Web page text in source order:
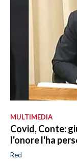
MULTIMEDIA
Covid, Conte:
l'onore l'ha
Red